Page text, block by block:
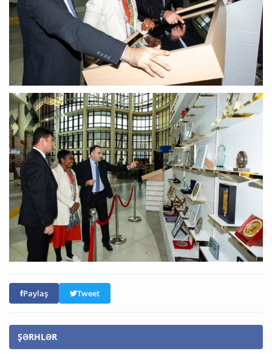
Paylaş Tweet
ŞƏRHLƏR